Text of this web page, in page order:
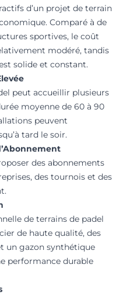
d’un projet de terrain
Comparé à de
sportives, le coût
modéré, tandis
solide et constant.
peut accueillir plusieurs
moyenne de 60 à 90
peuvent
tard le soir.
des abonnements
des tournois et des
de terrains de padel
de haute qualité, des
un gazon synthétique
performance durable